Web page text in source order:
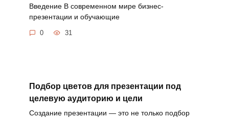
Введение В современном мире бизнес-
презентации и обучающие
0 31
Подбор цветов для презентации под
целевую аудиторию и цели
Создание презентации — это не только подбор